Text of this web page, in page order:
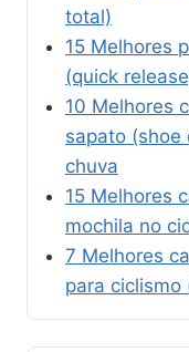
total)
15 Melhores
(quick
10 Melhores
sapato (shoe
chuva
15 Melhores
mochila no
7 Melhores
para ciclismo